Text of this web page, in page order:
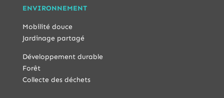
ENVIRONNEMENT
Mobilité douce
Jardinage partagé
Développement durable
Forêt
Collecte des déchets